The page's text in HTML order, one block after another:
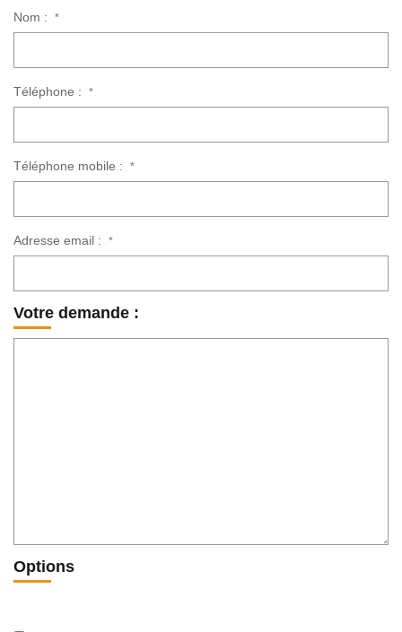
Nom : *
Téléphone : *
Téléphone mobile : *
Adresse email : *
Votre demande :
Options